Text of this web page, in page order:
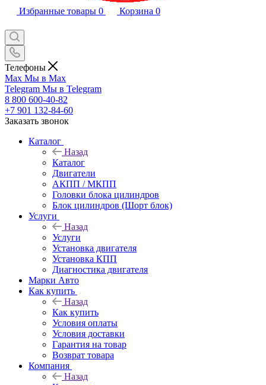
Избранные товары 0 Корзина 0
Телефоны
Max Мы в Max
Telegram Мы в Telegram
8 800 600-40-82
+7 901 132-84-60
Заказать звонок
Каталог
Назад
Каталог
Двигатели
АКПП / МКПП
Головки блока цилиндров
Блок цилиндров (Шорт блок)
Услуги
Назад
Услуги
Установка двигателя
Установка КПП
Диагностика двигателя
Марки Авто
Как купить
Назад
Как купить
Условия оплаты
Условия доставки
Гарантия на товар
Возврат товара
Компания
Назад